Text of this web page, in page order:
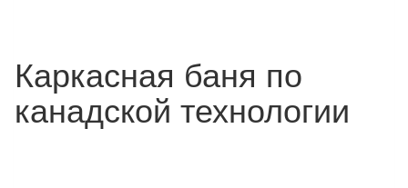
Каркасная баня по
канадской технологии